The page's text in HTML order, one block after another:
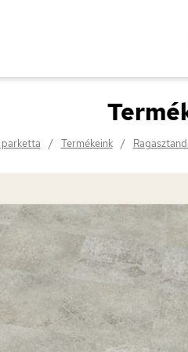
parketta Termékeink